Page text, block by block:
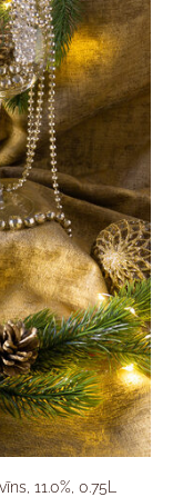
11.0%, 0.75L